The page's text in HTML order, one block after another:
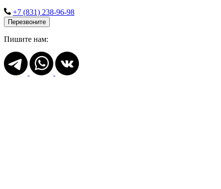
+7 (831) 238-96-98
Перезвоните
Пишите нам: